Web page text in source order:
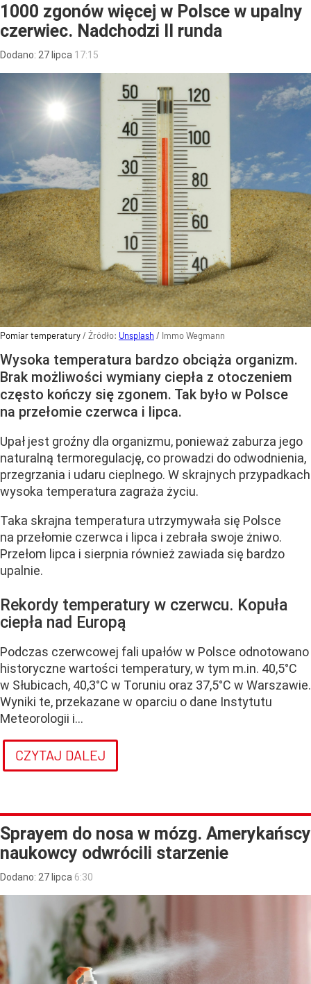
1000 zgonów więcej w Polsce w upalny
czerwiec. Nadchodzi II runda
Dodano: 27 lipca 17:15
Pomiar temperatury/ Źródło: Unsplash / Immo Wegmann
Wysoka temperatura bardzo obciąża organizm.
Brak możliwości wymiany ciepła z otoczeniem
często kończy się zgonem. Tak było w Polsce
na przełomie czerwca i lipca.
Upał jest groźny dla organizmu, ponieważ zaburza jego
naturalną termoregulację, co prowadzi do odwodnienia,
przegrzania i udaru cieplnego. W skrajnych przypadkach
wysoka temperatura zagraża życiu.
Taka skrajna temperatura utrzymywała się Polsce
na przełomie czerwca i lipca i zebrała swoje żniwo.
Przełom lipca i sierpnia również zawiada się bardzo
upalnie.
Rekordy temperatury w czerwcu. Kopuła
ciepła nad Europą
Podczas czerwcowej fali upałów w Polsce odnotowano
historyczne wartości temperatury, w tym m.in. 40,5°C
w Słubicach, 40,3°C w Toruniu oraz 37,5°C w Warszawie.
Wyniki te, przekazane w oparciu o dane Instytutu
Meteorologii i...
CZYTAJ DALEJ
Sprayem do nosa w mózg. Amerykańscy
naukowcy odwrócili starzenie
Dodano: 27 lipca 6:30